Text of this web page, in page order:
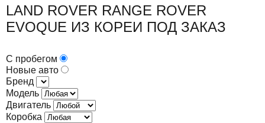
LAND ROVER RANGE ROVER
EVOQUE ИЗ КОРЕИ ПОД ЗАКАЗ
С пробегом
Новые авто
Бренд
Модель
Двигатель
Коробка